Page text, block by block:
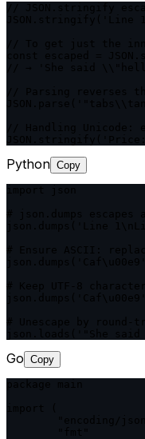
// JSON.stringify
// To get just the
const escaped =
Python Copy
json.dumps('Line
# Ensure ASCII:
json.loads('"She
Go Copy